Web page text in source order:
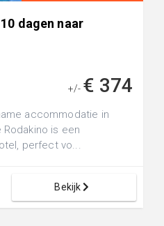
dagen naar
+/- € 374
accommodatie in
Rodakino is een
perfect vo...
Bekijk